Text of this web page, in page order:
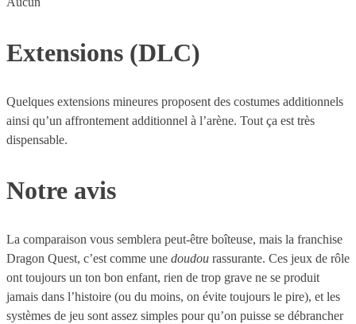
Extensions (DLC)
Quelques extensions mineures proposent des costumes additionnels
ainsi qu’un affrontement additionnel à l’arène. Tout ça est très
dispensable.
Notre avis
La comparaison vous semblera peut-être boîteuse, mais la franchise
Dragon Quest, c’est comme une doudou rassurante. Ces jeux de rôle
ont toujours un ton bon enfant, rien de trop grave ne se produit
jamais dans l’histoire (ou du moins, on évite toujours le pire), et les
systèmes de jeu sont assez simples pour qu’on puisse se débrancher